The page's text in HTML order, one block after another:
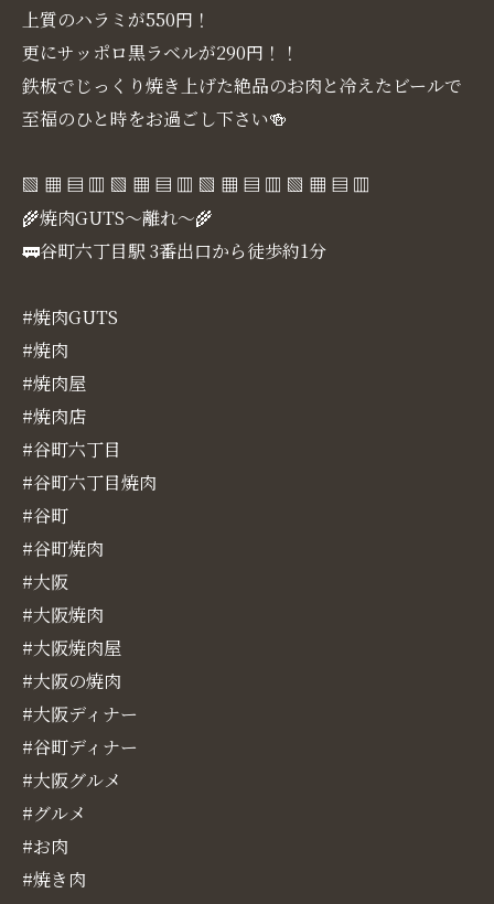
上質のハラミが550円！
更にサッポロ黒ラベルが290円！！
鉄板でじっくり焼き上げた絶品のお肉と冷えたビールで
至福のひと時をお過ごし下さい🍻
▧ ▦ ▤ ▥ ▧ ▦ ▤ ▥ ▧ ▦ ▤ ▥ ▧ ▦ ▤ ▥
🌾焼肉GUTS～離れ～🌾
🚃谷町六丁目駅 3番出口から徒歩約1分
#焼肉GUTS
#焼肉
#焼肉屋
#焼肉店
#谷町六丁目
#谷町六丁目焼肉
#谷町
#谷町焼肉
#大阪
#大阪焼肉
#大阪焼肉屋
#大阪の焼肉
#大阪ディナー
#谷町ディナー
#大阪グルメ
#グルメ
#お肉
#焼き肉